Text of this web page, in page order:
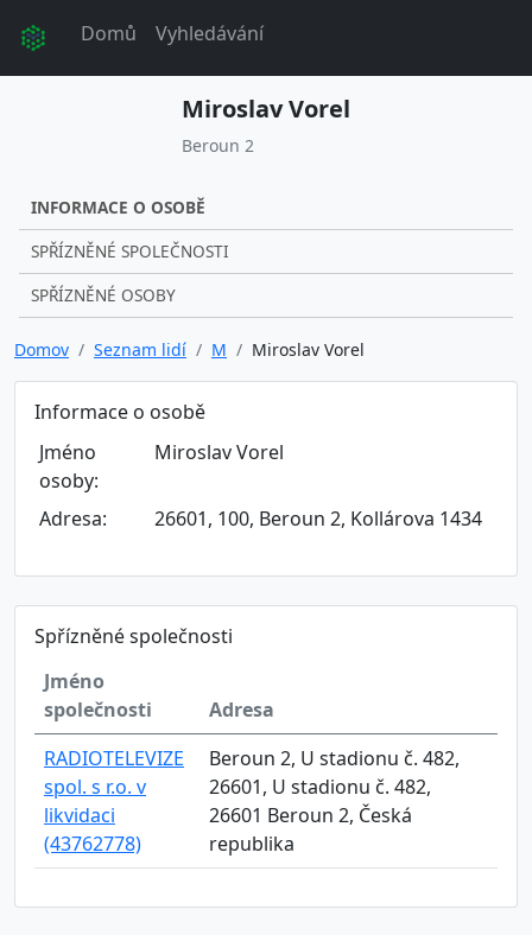
Domů Vyhledávání
Miroslav Vorel
Beroun 2
INFORMACE O OSOBĚ
SPŘÍZNĚNÉ SPOLEČNOSTI
SPŘÍZNĚNÉ OSOBY
Domov Seznam lidí M Miroslav Vorel
Informace o osobě
Jméno
osoby:
Miroslav Vorel
Adresa: 26601, 100, Beroun 2, Kollárova 1434
Spřízněné společnosti
Jméno
společnosti
Adresa
RADIOTELEVIZE
spol. s r.o. v
likvidaci
(43762778)
Beroun 2, U stadionu č. 482,
26601, U stadionu č. 482,
26601 Beroun 2, Česká
republika